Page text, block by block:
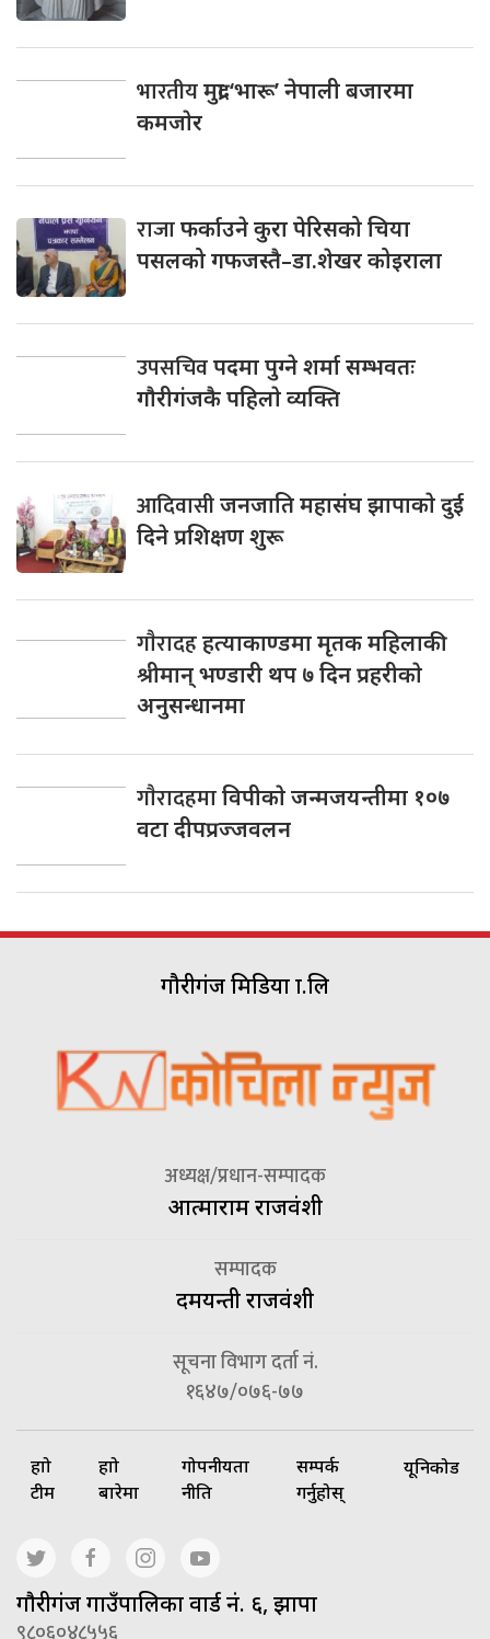
भारतीयमुद्रा ‘भारू’ नेपाली बजारमा
कमजाेर
राजाफर्काउने कुरा पेरिसको चिया
पसलको गफजस्तै–डा.शेखर कोइराला
उपसचिवपदमा पुग्ने शर्मा सम्भवतः
गाैरीगंजकै पहिलाे व्यक्ति
आदिवासीजनजाति महासंघ झापाकाे दुई
दिने प्रशिक्षण शुरू
गाैरादहहत्याकाण्डमा मृतक महिलाकी
श्रीमान् भण्डारी थप ७ दिन प्रहरीकाे
अनुसन्धानमा
गाैरादहमाविपीकाे जन्मजयन्तीमा १०७
वटा दीपप्रज्जवलन
गौरीगंज मिडिया प्रा.लि
अध्यक्ष/प्रधान-सम्पादक
आत्माराम राजवंशी
सम्पादक
दमयन्ती राजवंशी
सूचना विभाग दर्ता नं.
१६४७/०७६-७७
हाम्रो
टीम
हाम्रो
बारेमा
गोपनीयता
नीति
सम्पर्क
गर्नुहोस्
यूनिकोड
गाैरीगंज गाउँपालिका वार्ड नं. ६, झापा